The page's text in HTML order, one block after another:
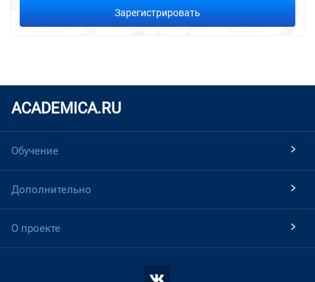
Зарегистрировать
ACADEMICA.RU
Обучение
Дополнительно
О проекте